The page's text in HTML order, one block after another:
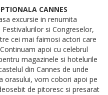
CANNES
excursie in renumita
si Congreselor,
cei mai faimosi actori care
apoi cu celebrul
magazinele si hotelurile
din Cannes de unde
orasului, vom cobori apoi pe
de pitoresc si presarat